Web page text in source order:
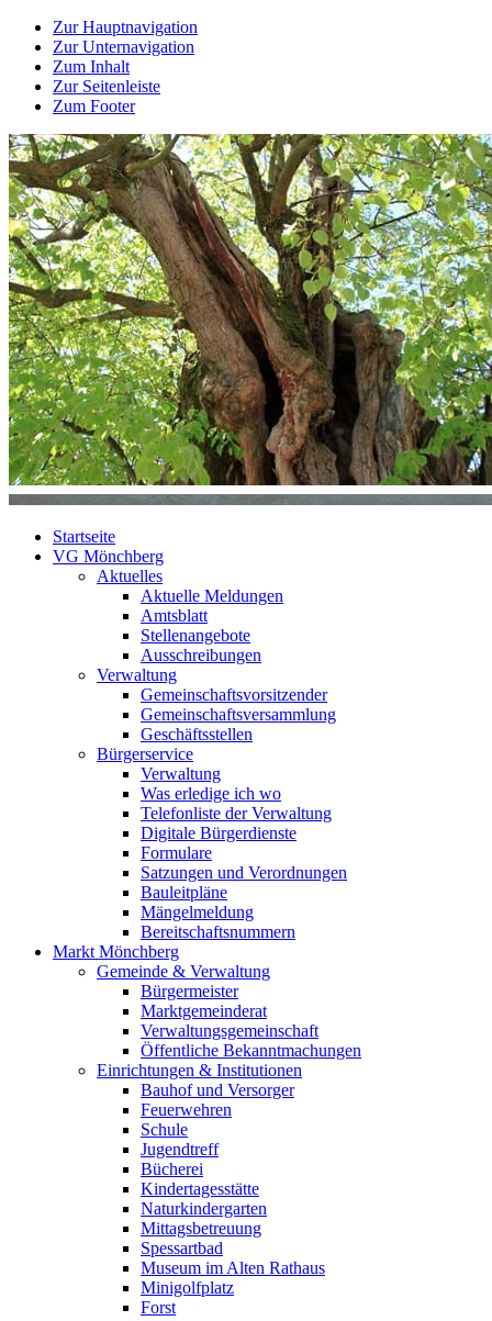
Zur Hauptnavigation
Zur Unternavigation
Zum Inhalt
Zur Seitenleiste
Zum Footer
Startseite
VG Mönchberg
Aktuelles
Aktuelle Meldungen
Amtsblatt
Stellenangebote
Ausschreibungen
Verwaltung
Gemeinschaftsvorsitzender
Gemeinschaftsversammlung
Geschäftsstellen
Bürgerservice
Verwaltung
Was erledige ich wo
Telefonliste der Verwaltung
Digitale Bürgerdienste
Formulare
Satzungen und Verordnungen
Bauleitpläne
Mängelmeldung
Bereitschaftsnummern
Markt Mönchberg
Gemeinde & Verwaltung
Bürgermeister
Marktgemeinderat
Verwaltungsgemeinschaft
Öffentliche Bekanntmachungen
Einrichtungen & Institutionen
Bauhof und Versorger
Feuerwehren
Schule
Jugendtreff
Bücherei
Kindertagesstätte
Naturkindergarten
Mittagsbetreuung
Spessartbad
Museum im Alten Rathaus
Minigolfplatz
Forst